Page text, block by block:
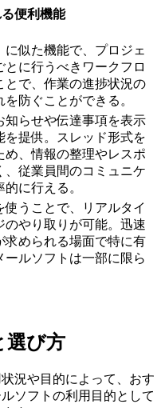
便利機能
に似た機能で、プロジェ
とに行うべきワークフロ
とで、作業の進捗状況の
防ぐことができる。
知らせや伝達事項を表示
を提供。スレッド形式を
め、情報の整理やレスポ
、従業員間のコミュニケ
に行える。
使うことで、リアルタイ
のやり取りが可能。迅速
求められる場面で特に有
ールソフトは一部に限ら
選び方
況や目的によって、おす
ソフトの利用目的として